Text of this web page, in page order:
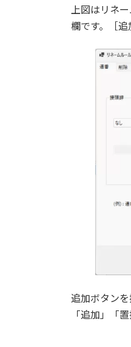
上図はリネ
欄です。［追
追加ボタン
「追加」「